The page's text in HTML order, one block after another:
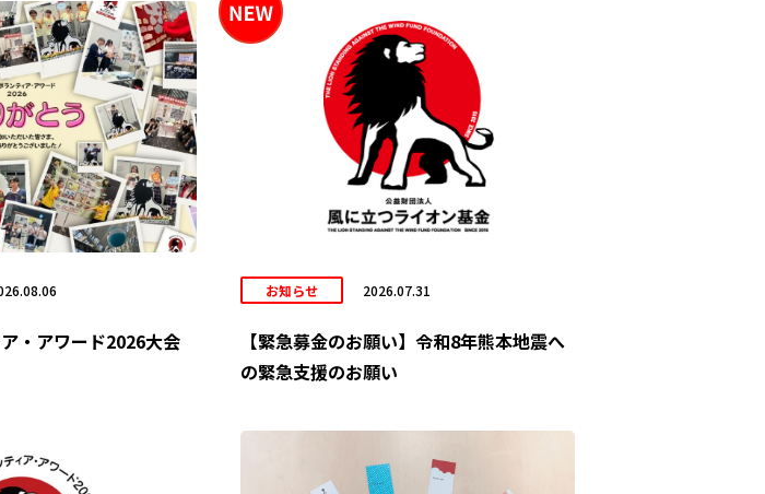
・アワード2026大会
お知らせ 2026.07.31
【緊急募金のお願い】令和8年熊本地震へ
の緊急支援のお願い